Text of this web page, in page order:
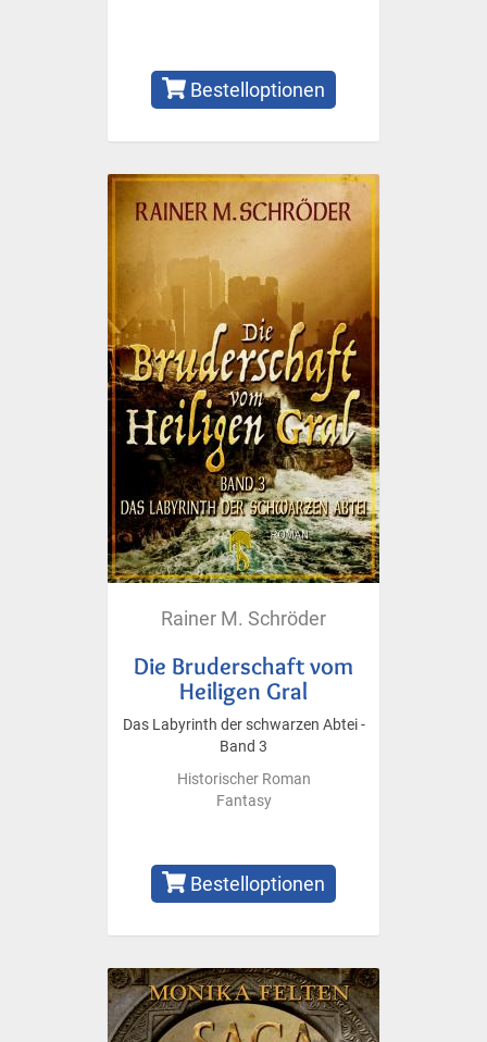
Bestelloptionen
Rainer M. Schröder
Die Bruderschaft vom
Heiligen Gral
Das Labyrinth der schwarzen Abtei -
Band 3
Historischer Roman
Fantasy
Bestelloptionen